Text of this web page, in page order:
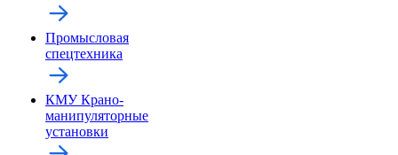
Промысловая
спецтехника
КМУ Крано-
манипуляторные
установки